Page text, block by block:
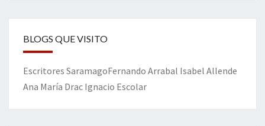
BLOGS QUE VISITO
Escritores SaramagoFernando Arrabal Isabel Allende
Ana María Drac Ignacio Escolar